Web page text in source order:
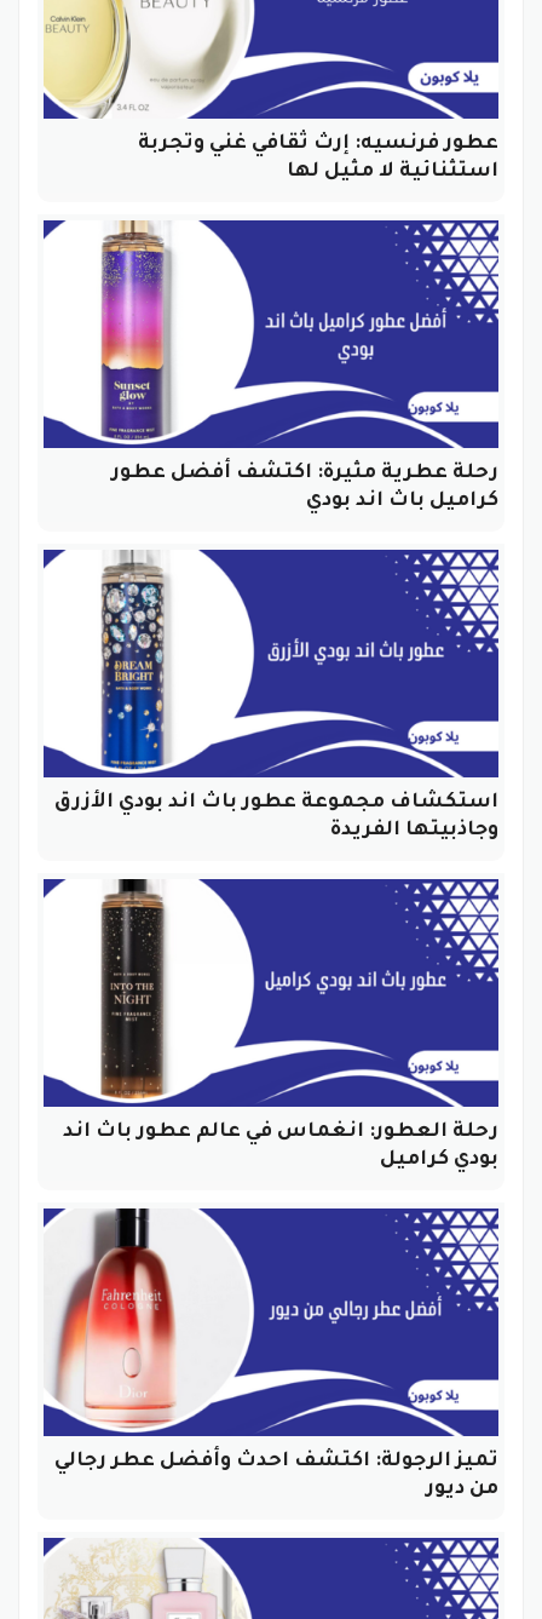
عطور فرنسيه: إرث ثقافي غني وتجربة
استثنائية لا مثيل لها
رحلة عطرية مثيرة: اكتشف أفضل عطور
كراميل باث اند بودي
استكشاف مجموعة عطور باث اند بودي الأزرق
وجاذبيتها الفريدة
رحلة العطور: انغماس في عالم عطور باث اند
بودي كراميل
تميز الرجولة: اكتشف احدث وأفضل عطر رجالي
من ديور